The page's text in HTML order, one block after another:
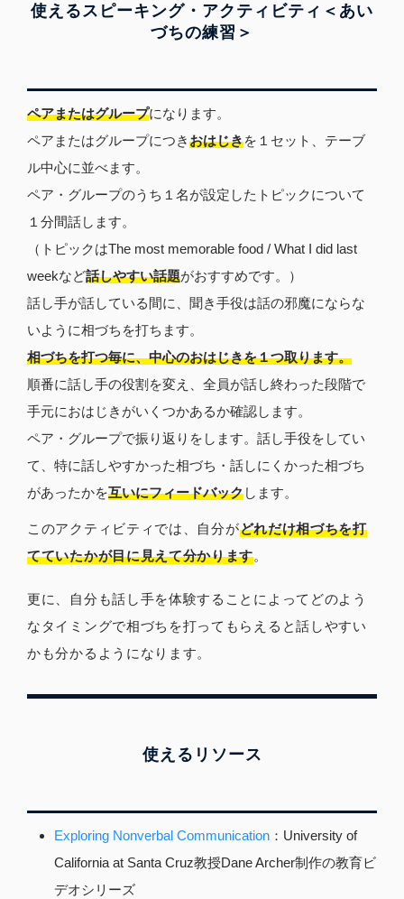
使えるスピーキング・アクティビティ＜あい
づちの練習＞
ペアまたはグループになります。
ペアまたはグループにつきおはじきを１セット、テーブ
ル中心に並べます。
ペア・グループのうち１名が設定したトピックについて
１分間話します。
（トピックはThe most memorable food / What I did last
weekなど話しやすい話題がおすすめです。）
話し手が話している間に、聞き手役は話の邪魔にならな
いように相づちを打ちます。
相づちを打つ毎に、中心のおはじきを１つ取ります。
順番に話し手の役割を変え、全員が話し終わった段階で
手元におはじきがいくつかあるか確認します。
ペア・グループで振り返りをします。話し手役をしてい
て、特に話しやすかった相づち・話しにくかった相づち
があったかを互いにフィードバックします。
このアクティビティでは、自分がどれだけ相づちを打
てていたかが目に見えて分かります。
更に、自分も話し手を体験することによってどのよう
なタイミングで相づちを打ってもらえると話しやすい
かも分かるようになります。
使えるリソース
Exploring Nonverbal Communication ：University of
California at Santa Cruz教授Dane Archer制作の教育ビ
デオシリーズ